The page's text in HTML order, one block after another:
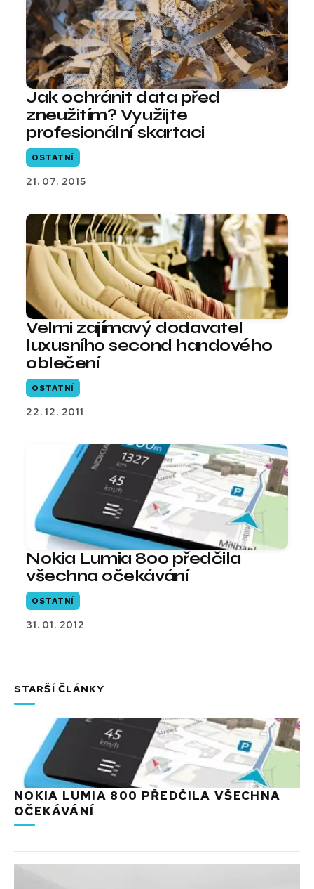
Jak ochránit data před
zneužitím? Využijte
profesionální skartaci
OSTATNÍ
21. 07. 2015
Velmi zajímavý dodavatel
luxusního second handového
oblečení
OSTATNÍ
22. 12. 2011
Nokia Lumia 800 předčila
všechna očekávání
OSTATNÍ
31. 01. 2012
STARŠÍ ČLÁNKY
NOKIA LUMIA 800 PŘEDČILA VŠECHNA
OČEKÁVÁNÍ